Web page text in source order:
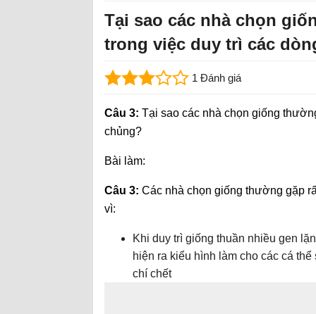
Tại sao các nhà chọn
trong việc duy trì các
1 Đánh giá
Câu 3: Tại sao các nhà chọn giống
chủng?
Bài làm:
Câu 3: Các nhà chọn giống thường gặp
vì:
Khi duy trì giống thuần nhiều gen
hiện ra kiểu hình làm cho các cá
chí chết